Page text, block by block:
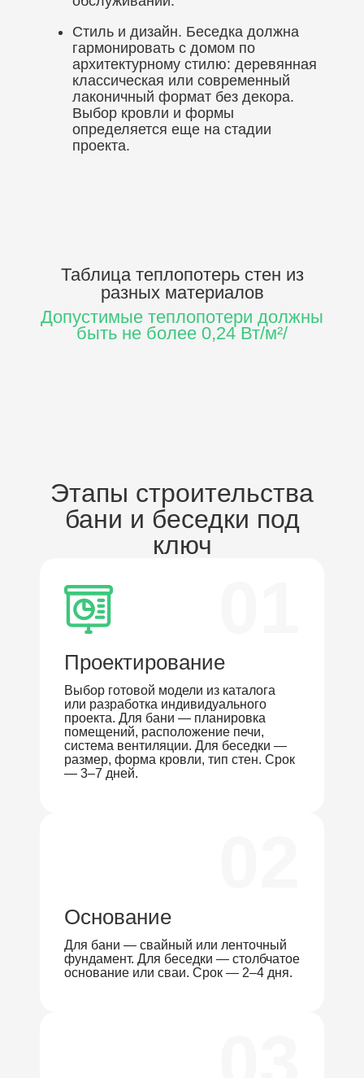
Стиль и дизайн. Беседка должна
гармонировать с домом по
архитектурному стилю: деревянная
классическая или современный
лаконичный формат без декора.
Выбор кровли и формы
определяется еще на стадии
проекта.
Таблица теплопотерь стен из
разных материалов
Допустимые теплопотери должны
быть не более 0,24 Вт/м²/
Этапы строительства
бани и беседки под
ключ
Проектирование
Выбор готовой модели из каталога
или разработка индивидуального
проекта. Для бани — планировка
помещений, расположение печи,
система вентиляции. Для беседки —
размер, форма кровли, тип стен. Срок
— 3–7 дней.
Основание
Для бани — свайный или ленточный
фундамент. Для беседки — столбчатое
основание или сваи. Срок — 2–4 дня.